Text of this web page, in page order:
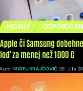
MOBILY
Apple či Samsung
loď za menej než 1000 €
Autor:MATEJ KRAJČOVIČ 28. júla